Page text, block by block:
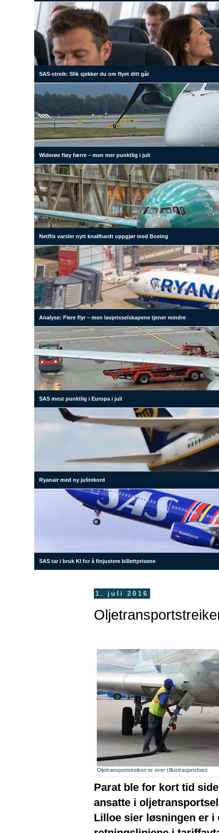
SAS-streik: Slik sjekker du om flyet ditt går
Widerøe fløy færre – men mer punktlig i juli
Netflix varsler nytt knallhardt oppgjør med Boeing
Analyse: Flere flyr – men lavprisselskapene tjener mindre
SAS mest punktlig i Europa i juli
Ryanair med ny julirekord
SAS tar i bruk KI for å finjustere billettprisene
1. juli 2016
Oljetransportstreiken er over (Illustrasjonsfoto)
Parat ble for kort tid
ansatte i
Lilloe sier løsningen er i